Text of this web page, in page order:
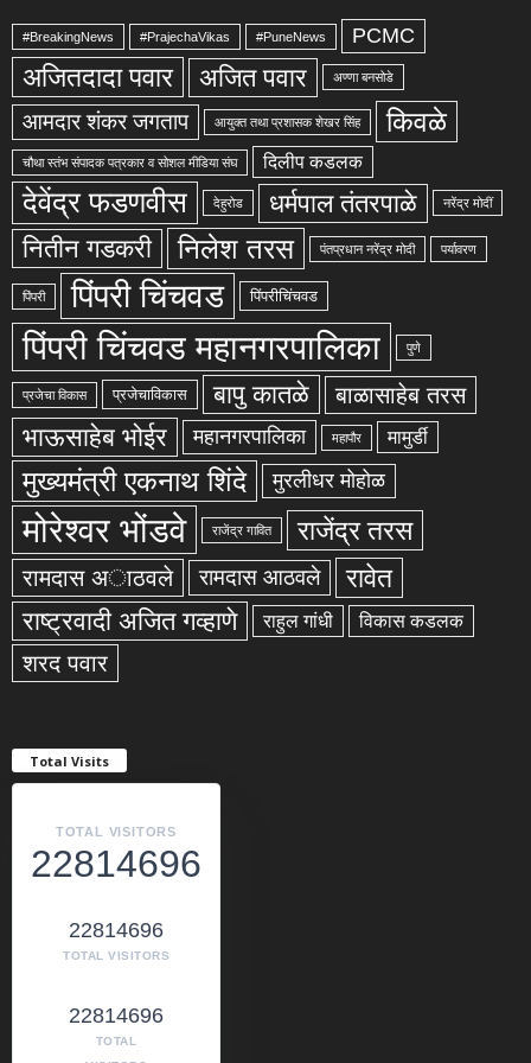
#BreakingNews #PrajechaVikas #PuneNews PCMC
अजितदादा पवार अजित पवार अण्णा बनसोडे
आमदार शंकर जगताप आयुक्त तथा प्रशासक शेखर सिंह किवळे
चौथा स्तंभ संपादक पत्रकार व सोशल मीडिया संघ दिलीप कडलक
देवेंद्र फडणवीस देहुरोड धर्मपाल तंतरपाळे नरेंद्र मोदीं
नितीन गडकरी निलेश तरस पंतप्रधान नरेंद्र मोदी पर्यावरण
पिंपरी पिंपरी चिंचवड पिंपरीचिंचवड
पिंपरी चिंचवड महानगरपालिका पुणे
प्रजेचा विकास प्रजेचाविकास बापु कातळे बाळासाहेब तरस
भाऊसाहेब भोईर महानगरपालिका महापौर मामुर्डी
मुख्यमंत्री एकनाथ शिंदे मुरलीधर मोहोळ
मोरेश्वर भोंडवे राजेंद्र गावित राजेंद्र तरस
रामदास अाठवले रामदास आठवले रावेत
राष्ट्रवादी अजित गव्हाणे राहुल गांधी विकास कडलक
शरद पवार
Total Visits
TOTAL VISITORS
22814696
22814696
TOTAL VISITORS
22814696
TOTAL